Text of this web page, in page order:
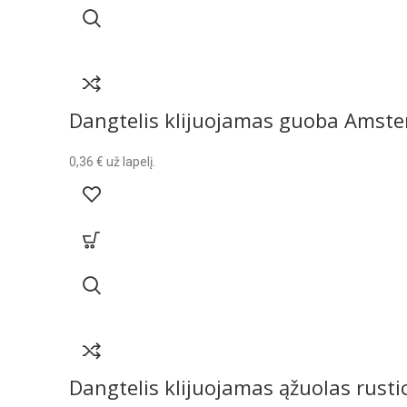
Dangtelis klijuojamas guoba
0,36 € už lapelį.
Dangtelis klijuojamas ąžuolas